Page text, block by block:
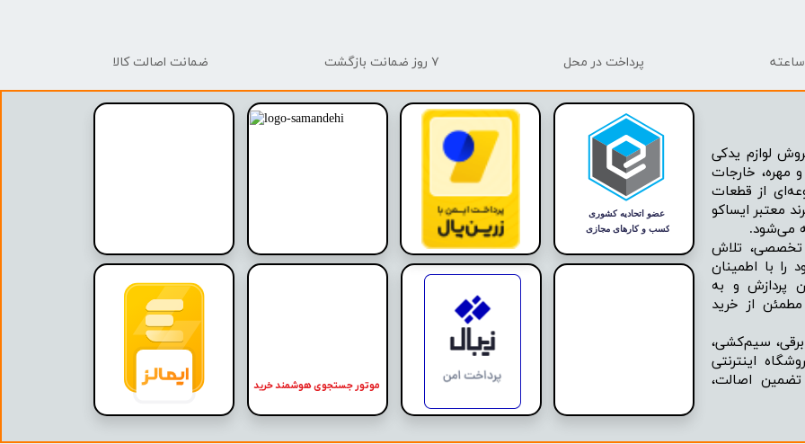
لوازم یدکی
مهره، خارجات
از قطعات
معتبر ایساکو
تخصصی، تلاش
را با اطمینان
پردازش و به
از خرید
برقی، سیم‌کشی،
اینترنتی
تضمین اصالت،
موتور جستجوی هوشمند خرید
پرداخت در محل ۷ روز ضمانت بازگشت ضمانت اصالت کالا